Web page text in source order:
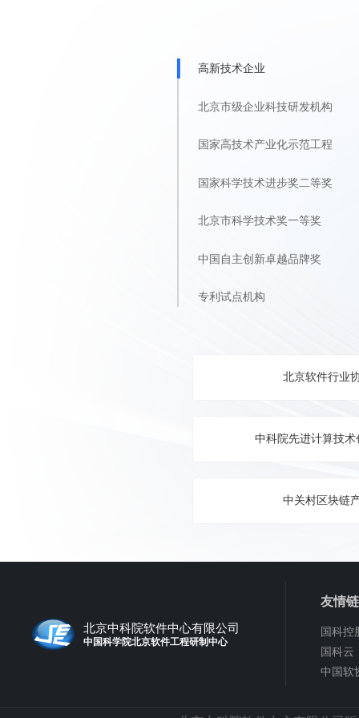
高新技术企业
北京市级企业科技研发机构
国家高技术产业化示范工程
国家科学技术进步奖二等奖
北京市科学技术奖一等奖
中国自主创新卓越品牌奖
专利试点机构
北京软件行业
中科院先进计算技
中关村区块链
北京中科院软件中心有限公司
中国科学院北京软件工程研制中心
友情
国科控
国科云
中国软